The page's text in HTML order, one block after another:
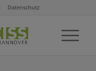
Datenschutz